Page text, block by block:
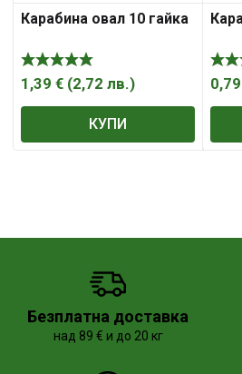
Карабина овал 10 гайка
1,39 € (2,72 лв.)
КУПИ
Безплатна доставка
над 89 € и до 20 кг